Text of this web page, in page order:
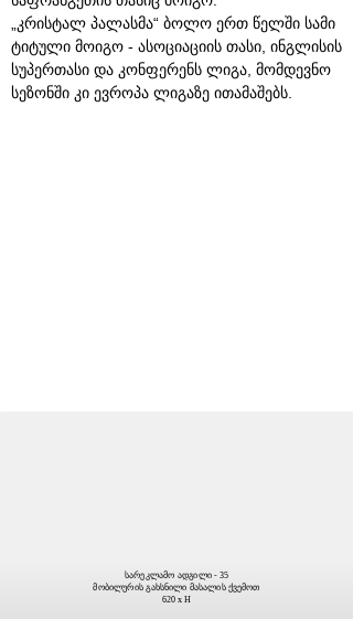
„კრისტალ პალასმა“ ბოლო ერთ წელში სამი
ტიტული მოიგო - ასოციაციის თასი, ინგლისის
სუპერთასი და კონფერენს ლიგა, მომდევნო
სეზონში კი ევროპა ლიგაზე ითამაშებს.
სარეკლამო ადგილი - 35
მობილურის გახსნილი მასალის ქვემოთ
620 x H